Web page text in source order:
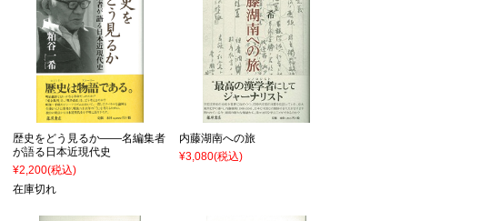
歴史をどう見るか――名編集者
が語る日本近現代史
¥2,200(税込)
在庫切れ
内藤湖南への旅
¥3,080(税込)